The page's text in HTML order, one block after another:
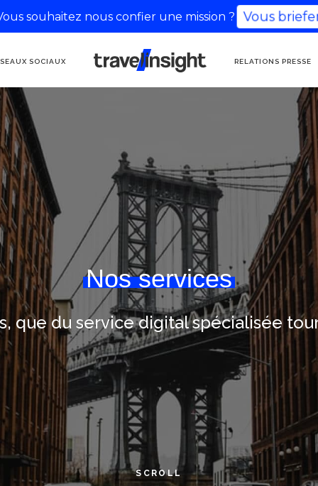
SOCIAUX
AGENCE DE
COMMUNICATION
RELATIONS PRESSE
Nos services
que du service digital spécialisée
SCROLL
souhaitez nous confier une mission ? Vous briefer